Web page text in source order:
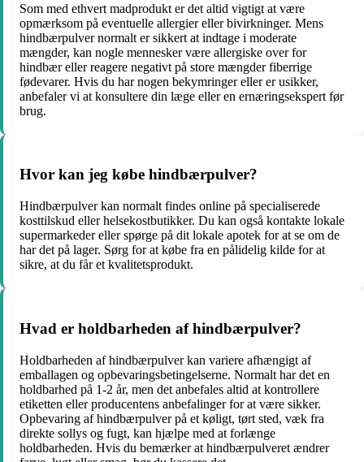
Som med ethvert madprodukt er det altid vigtigt at være
opmærksom på eventuelle allergier eller bivirkninger. Mens
hindbærpulver normalt er sikkert at indtage i moderate
mængder, kan nogle mennesker være allergiske over for
hindbær eller reagere negativt på store mængder fiberrige
fødevarer. Hvis du har nogen bekymringer eller er usikker,
anbefaler vi at konsultere din læge eller en ernæringsekspert før
brug.
Hvor kan jeg købe hindbærpulver?
Hindbærpulver kan normalt findes online på specialiserede
kosttilskud eller helsekostbutikker. Du kan også kontakte lokale
supermarkeder eller spørge på dit lokale apotek for at se om de
har det på lager. Sørg for at købe fra en pålidelig kilde for at
sikre, at du får et kvalitetsprodukt.
Hvad er holdbarheden af hindbærpulver?
Holdbarheden af hindbærpulver kan variere afhængigt af
emballagen og opbevaringsbetingelserne. Normalt har det en
holdbarhed på 1-2 år, men det anbefales altid at kontrollere
etiketten eller producentens anbefalinger for at være sikker.
Opbevaring af hindbærpulver på et køligt, tørt sted, væk fra
direkte sollys og fugt, kan hjælpe med at forlænge
holdbarheden. Hvis du bemærker at hindbærpulveret ændrer